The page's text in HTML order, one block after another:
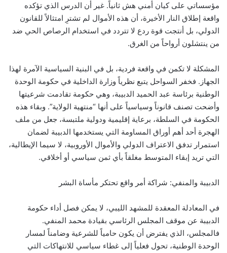
مؤسساتي على كيان أمني هش ثانياً. غير أن الدرس الذي تؤكده
واقعة إطلاق النار الأخيرة، أن هذه الأموال لم تشترِ امتثالاً للقانون
الدولي، بل أنتجت قوة ردع لا تتردد في استخدام الرصاص الحي ضد
من ينتشلون أرواحاً من الغرق.
المشكلة لا تكمن في واقعة فردية، بل في البنية السياسية الآمرة لهذا
الجهاز. فخفر السواحل يتبع نظرياً وزارة الداخلية في حكومة الوحدة
الوطنية برئاسة عبد الحميد الدبيبة، وهي حكومة تقادمت شرعيتها
وأضحت تصنف قانوناً وسياسياً على أنها “منتهية الولاية”. وبقاء هذه
الحكومة في السلطة، برعاية إقليمية ودولية ملتبسة، جعل من ملف
الهجرة أحد أهم أوراق المساومة التي يستخدمها الدبيبة لضمان
استمرار تدفق الاعتراف الدولي والأموال الأوروبية، لا سيما الإيطالية،
التي تريد إبقاء المتوسط مغلقاً بأي ثمن سياسي أو أخلاقي.
الدبيبة والمنفي: شراكة أمر واقع تحتكر مأساة البشر
في المعادلة المعقدة للمشهد الليبي، لا يمكن فصل أداء حكومة
الدبيبة عن موقف المجلس الرئاسي بقيادة محمد المنفي.
فالمجلس، الذي يفترض أن يكون حامياً للشرعية وضامناً لمسار
الوحدة الوطنية، تحول فعلياً إلى غطاء سياسي للانتهاكات التي